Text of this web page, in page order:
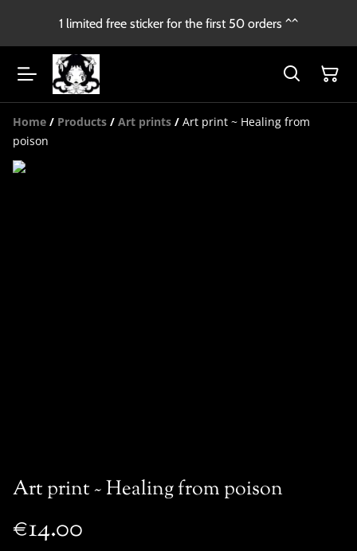
1 limited free sticker for the first 50 orders ^^
Home / Products / Art prints / Art print ~ Healing from
poison
Art print ~ Healing from poison
€14.00